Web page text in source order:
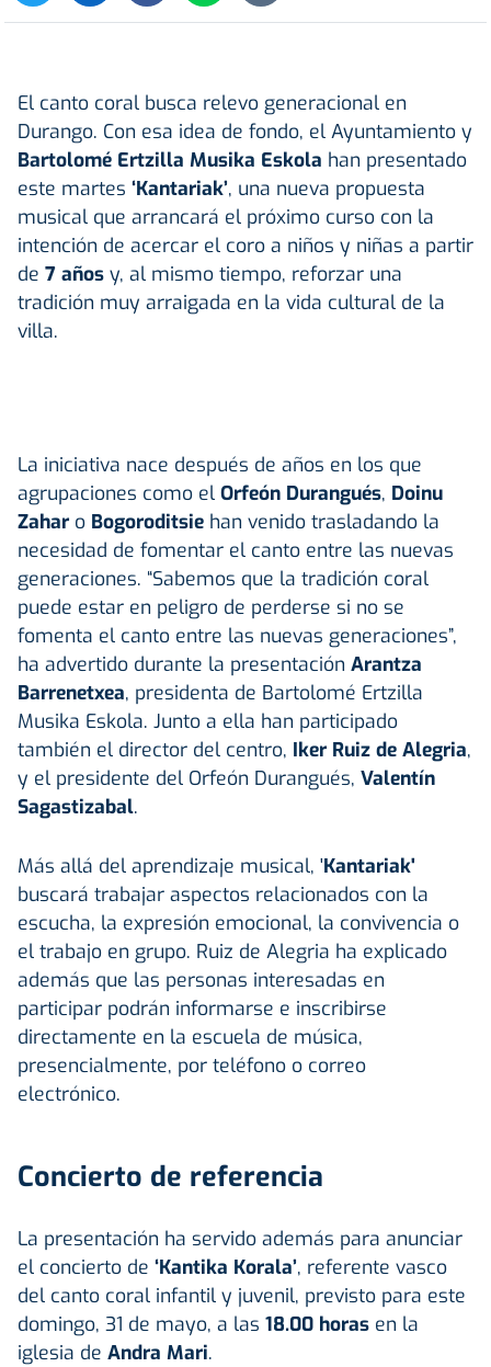
El canto coral busca relevo generacional en
Durango. Con esa idea de fondo, el Ayuntamiento y
Bartolomé Ertzilla Musika Eskola han presentado
este martes ‘Kantariak’, una nueva propuesta
musical que arrancará el próximo curso con la
intención de acercar el coro a niños y niñas a partir
de 7 años y, al mismo tiempo, reforzar una
tradición muy arraigada en la vida cultural de la
villa.
La iniciativa nace después de años en los que
agrupaciones como el Orfeón Durangués, Doinu
Zahar o Bogoroditsie han venido trasladando la
necesidad de fomentar el canto entre las nuevas
generaciones. “Sabemos que la tradición coral
puede estar en peligro de perderse si no se
fomenta el canto entre las nuevas generaciones”,
ha advertido durante la presentación Arantza
Barrenetxea, presidenta de Bartolomé Ertzilla
Musika Eskola. Junto a ella han participado
también el director del centro, Iker Ruiz de Alegria,
y el presidente del Orfeón Durangués, Valentín
Sagastizabal.
Más allá del aprendizaje musical, 'Kantariak'
buscará trabajar aspectos relacionados con la
escucha, la expresión emocional, la convivencia o
el trabajo en grupo. Ruiz de Alegria ha explicado
además que las personas interesadas en
participar podrán informarse e inscribirse
directamente en la escuela de música,
presencialmente, por teléfono o correo
electrónico.
Concierto de referencia
La presentación ha servido además para anunciar
el concierto de ‘Kantika Korala’, referente vasco
del canto coral infantil y juvenil, previsto para este
domingo, 31 de mayo, a las 18.00 horas en la
iglesia de Andra Mari.